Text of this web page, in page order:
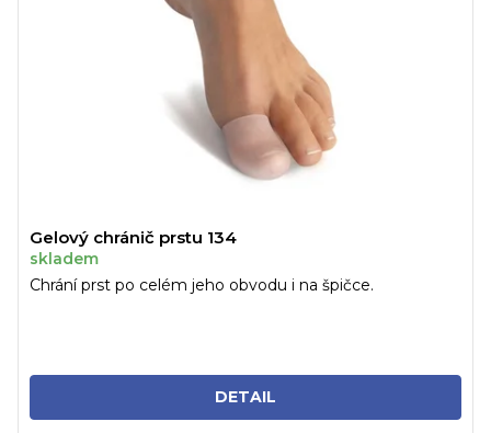
Gelový chránič prstu 134
skladem
DETAIL
Chrání prst po celém jeho obvodu i na špičce.